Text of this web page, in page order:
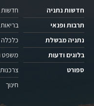
חדשות נתניה
תרבות ופנאי
נתניה מבשלת
בלוגים ודעות
ספורט
כלכלה
משפט
חינוך